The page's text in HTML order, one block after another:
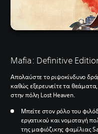
Mafia: Definitive
Απολαύστε το ριψοκίνδυνο
καθώς εξερευνείτε τα
στην πόλη Lost Heaven.
Μπείτε στον ρόλο του
εργατικού και νομοταγή
της μαφιόζικης φαμίλιας